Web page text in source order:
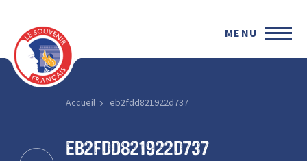
MENU
Accueil eb2fdd821922d737
eb2fdd821922d737